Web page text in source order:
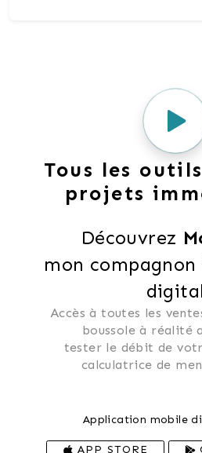
Tous les
projets
Découvrez
mon
digital
Accès à toutes les
boussole à réalité
tester le débit de
calculatrice de
Application mobile
APP STORE